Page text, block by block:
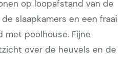
op loopafstand van de
slaapkamers en een fraai
met poolhouse. Fijne
over de heuvels en de